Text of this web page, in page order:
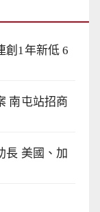
創1年新低 6
南屯站招商
長 美國、加